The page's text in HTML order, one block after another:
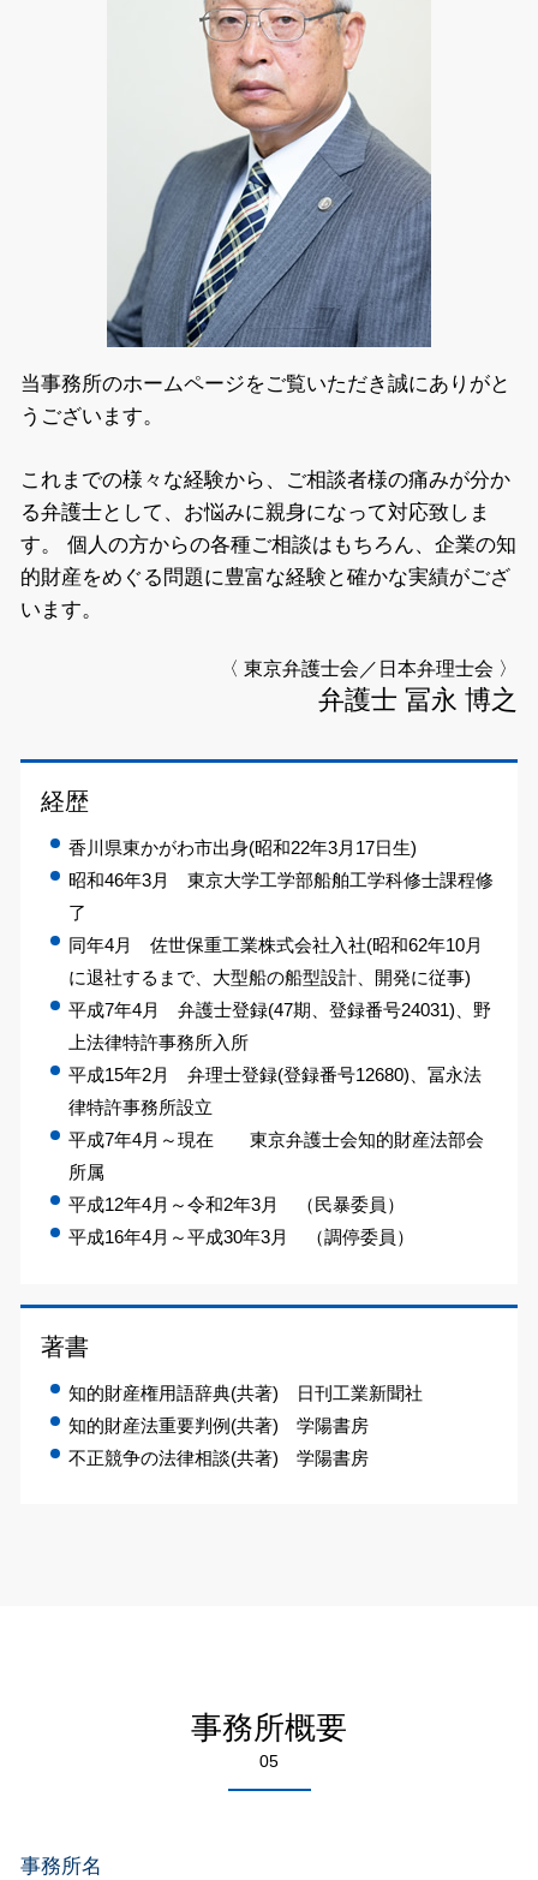
ネット 商法
債権回収 弁護士相談 足立区
不動産トラブル 弁護士相談 墨田区
自己破産 弁護士相談 足立区
相続 弁護士相談 江東区
債権回収 弁護士相談 千代田区
離婚 弁護士相談 墨田区
悪徳商法 弁護士相談 墨田区
労働問題 弁護士相談 墨田区
当事務所のホームページをご覧いただき誠にありがと
うございます。
これまでの様々な経験から、ご相談者様の痛みが分か
る弁護士として、お悩みに親身になって対応致しま
す。
個人の方からの各種ご相談はもちろん、企業の知
的財産をめぐる問題に豊富な経験と確かな実績がござ
います。
〈 東京弁護士会／日本弁理士会 〉
弁護士 冨永 博之
経歴
香川県東かがわ市出身(昭和22年3月17日生)
昭和46年3月 東京大学工学部船舶工学科修士課程修
了
同年4月 佐世保重工業株式会社入社(昭和62年10月
に退社するまで、大型船の船型設計、開発に従事)
平成7年4月 弁護士登録(47期、登録番号24031)、野
上法律特許事務所入所
平成15年2月 弁理士登録(登録番号12680)、冨永法
律特許事務所設立
平成7年4月～現在 東京弁護士会知的財産法部会
所属
平成12年4月～令和2年3月 （民暴委員）
平成16年4月～平成30年3月 （調停委員）
著書
知的財産権用語辞典(共著) 日刊工業新聞社
知的財産法重要判例(共著) 学陽書房
不正競争の法律相談(共著) 学陽書房
事務所概要
05
事務所名